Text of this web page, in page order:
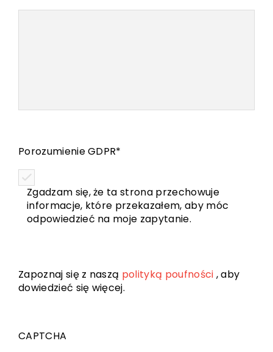
Porozumienie GDPR*
Zgadzam się, że ta strona przechowuje
informacje, które przekazałem, aby móc
odpowiedzieć na moje zapytanie.
Zapoznaj się z naszą polityką poufności , aby
dowiedzieć się więcej.
CAPTCHA